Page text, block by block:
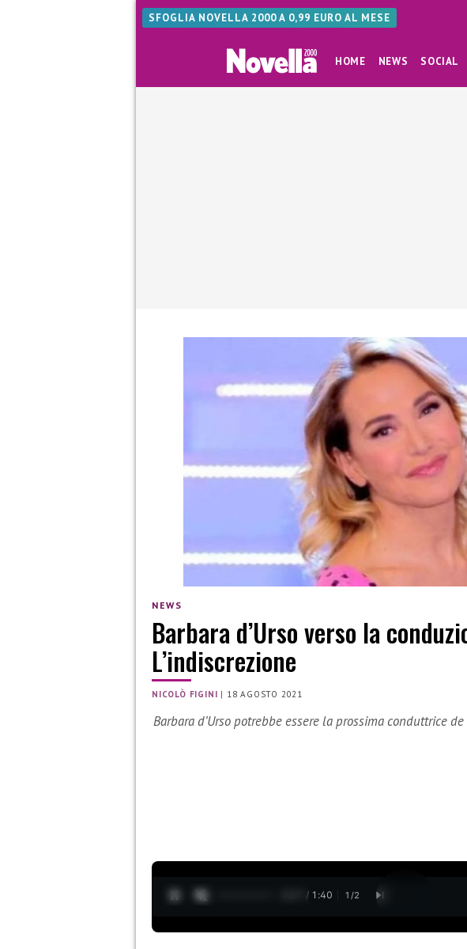
SFOGLIA NOVELLA 2000 A 0,99 EURO AL MESE
HOME NEWS SOCIAL
NEWS
Barbara d’Urso verso la
L’indiscrezione
NICOLÒ FIGINI | 18 AGOSTO 2021
Barbara d’Urso potrebbe essere la prossima conduttrice de
0:28 / 1:40 1 /2